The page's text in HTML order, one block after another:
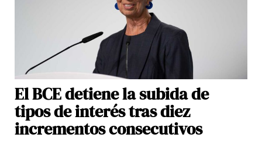
El BCE detiene la subida de
tipos de interés tras diez
incrementos consecutivos